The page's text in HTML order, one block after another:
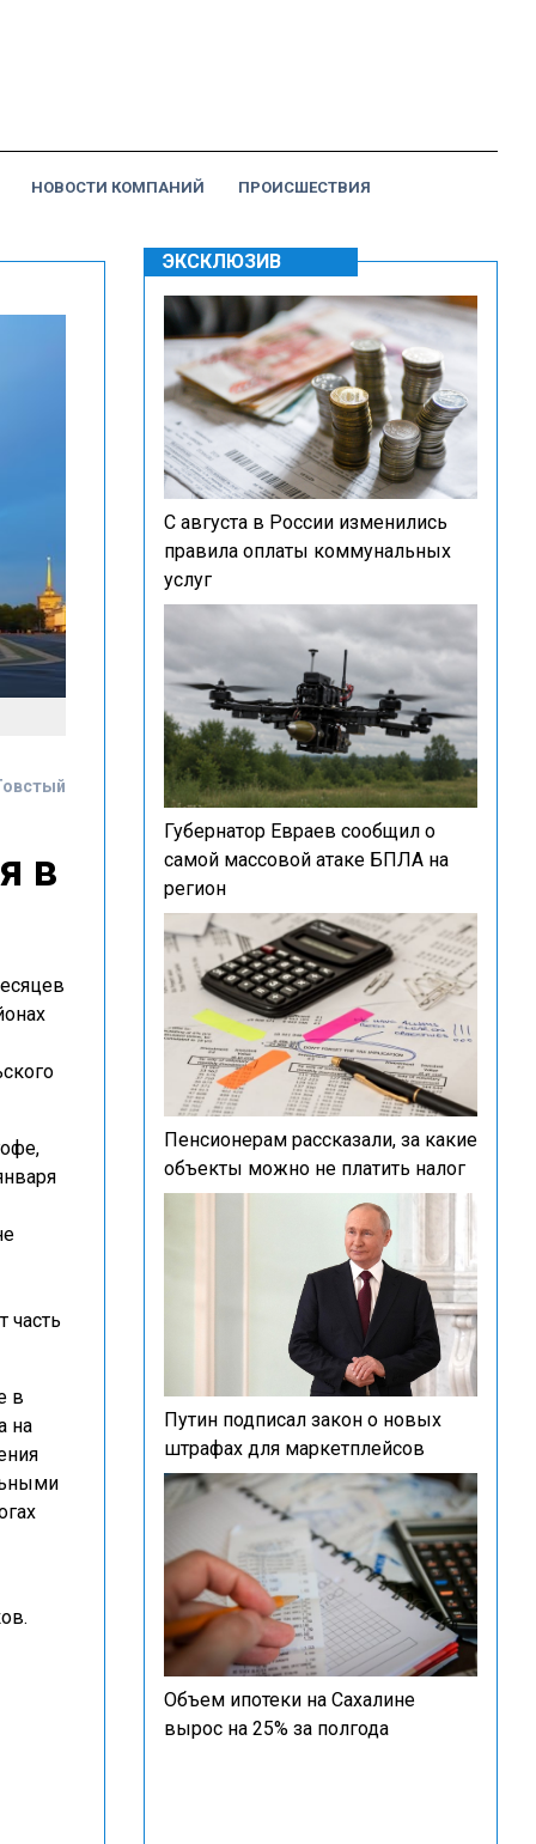
НОВОСТИ КОМПАНИЙ ПРОИСШЕСТВИЯ
в
часть
в
на
ЭКСКЛЮЗИВ
С августа в России изменились
правила оплаты коммунальных
услуг
Губернатор Евраев сообщил о
самой массовой атаке БПЛА на
регион
Пенсионерам рассказали, за какие
объекты можно не платить налог
Путин подписал закон о новых
штрафах для маркетплейсов
Объем ипотеки на Сахалине
вырос на 25% за полгода